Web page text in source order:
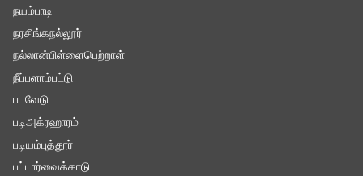
நயம்பாடி
நரசிங்கநல்லூர்
நல்லான்பிள்ளைபெற்றாள்
நீப்பளாம்பட்டு
படவேடு
படிஅக்ரஹாரம்
படியம்புத்தூர்
பட்டார்வைக்காடு